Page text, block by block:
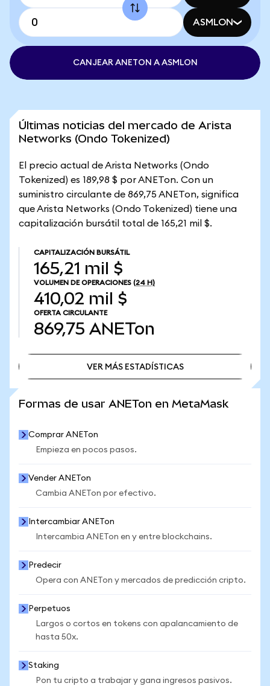
ASMLON
CANJEAR ANETON A ASMLON
Últimas noticias del mercado de Arista
Networks (Ondo Tokenized)
El precio actual de Arista Networks (Ondo
Tokenized) es 189,98 $ por ANETon. Con un
suministro circulante de 869,75 ANETon, significa
que Arista Networks (Ondo Tokenized) tiene una
capitalización bursátil total de 165,21 mil $.
CAPITALIZACIÓN BURSÁTIL
165,21 mil $
VOLUMEN DE OPERACIONES (24 H)
410,02 mil $
OFERTA CIRCULANTE
869,75 ANETon
VER MÁS ESTADÍSTICAS
Formas de usar ANETon en MetaMask
Comprar ANETon
Empieza en pocos pasos.
Vender ANETon
Cambia ANETon por efectivo.
Intercambiar ANETon
Intercambia ANETon en y entre blockchains.
Predecir
Opera con ANETon y mercados de predicción cripto.
Perpetuos
Largos o cortos en tokens con apalancamiento de
hasta 50x.
Staking
Pon tu cripto a trabajar y gana ingresos pasivos.